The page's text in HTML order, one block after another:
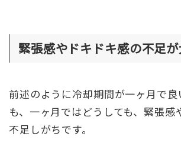
緊張感やドキドキ感の不足
前述のように冷却期間が一ヶ月で
も、一ヶ月ではどうしても、緊張感
不足しがちです。